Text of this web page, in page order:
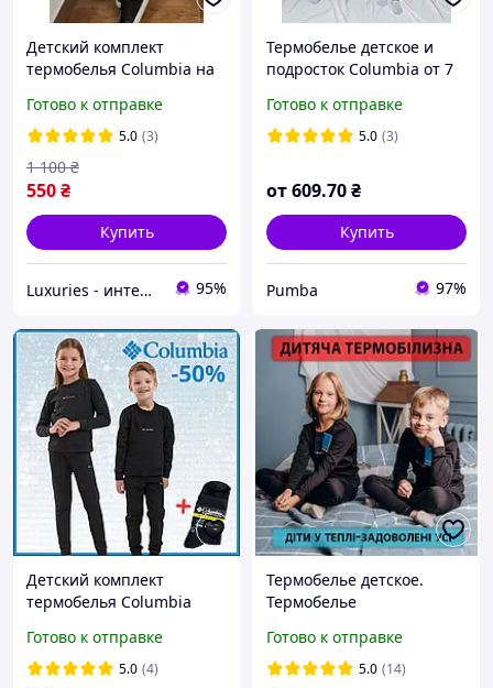
Детский комплект
термобелья Columbia на
110-164
Готово к отправке
5.0 (3)
550₴
1 100 ₴
Купить
Luxuries - интернет-магазин одежды и нижнего белья Luxuries 95%
Термобелье детское и
подросток Columbia от 7
Микродайвинг легкий и
качественный комплект
Готово к отправке
5.0 (3)
от609.70₴
Купить
Pumba 97%
Детский комплект
термобелья Columbia
унисекс Mр
Готово к отправке
5.0 (4)
Термобелье детское.
Термобелье
Готово к отправке
5.0 (14)